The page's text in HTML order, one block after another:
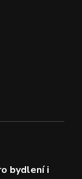
bydlení i